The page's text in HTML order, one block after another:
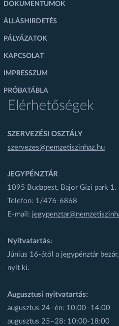
DOKUMENTUMOK
ÁLLÁSHIRDETÉS
PÁLYÁZATOK
KAPCSOLAT
IMPRESSZUM
PRÓBATÁBLA
Elérhetőségek
SZERVEZÉSI OSZTÁLY
szervezes@nemzetiszinhaz.hu
JEGYPÉNZTÁR
1095 Budapest, Bajor Gizi park 1.
Telefon: 1/476-6868
E-mail:
Nyitvatartás:
Június 16-ától a jegypénztár
nyit ki.
Augusztusi nyitvatartás:
augusztus 24–én: 10:00–14:00
augusztus 25–28: 10:00-18:00